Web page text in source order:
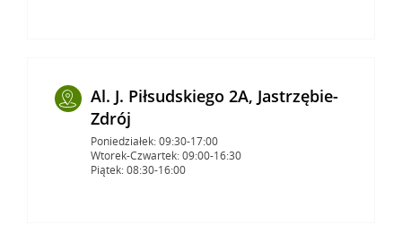
Al. J. Piłsudskiego 2A, Jastrzębie-
Zdrój
Poniedziałek: 09:30-17:00
Wtorek-Czwartek: 09:00-16:30
Piątek: 08:30-16:00